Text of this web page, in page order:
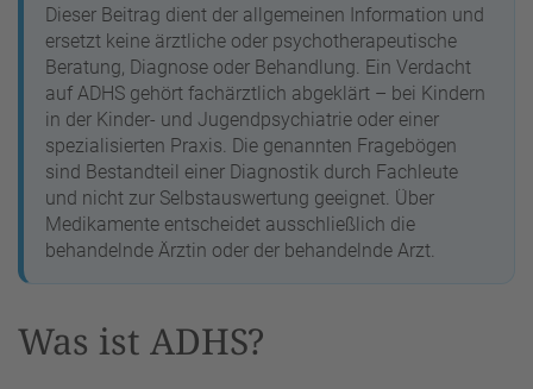
Dieser Beitrag dient der allgemeinen Information und
ersetzt keine ärztliche oder psychotherapeutische
Beratung, Diagnose oder Behandlung. Ein Verdacht
auf ADHS gehört fachärztlich abgeklärt – bei Kindern
in der Kinder- und Jugendpsychiatrie oder einer
spezialisierten Praxis. Die genannten Fragebögen
sind Bestandteil einer Diagnostik durch Fachleute
und nicht zur Selbstauswertung geeignet. Über
Medikamente entscheidet ausschließlich die
behandelnde Ärztin oder der behandelnde Arzt.
Was ist ADHS?